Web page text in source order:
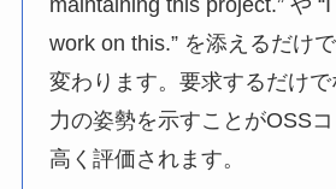
maintaining this project.” や
work on this.” を添えるだけ
変わります。要求するだけ
力の姿勢を示すことがOSS
高く評価されます。